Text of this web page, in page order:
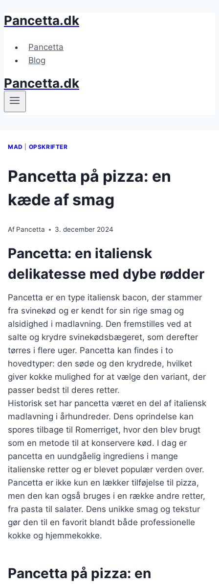
Fortsæt
indhold
Pancetta.dk
Pancetta
Blog
Pancetta.dk
MAD OPSKRIFTER
Pancetta på pizza: en
kæde af smag
Af Pancetta 3. december 2024
Pancetta: en italiensk
delikatesse med dybe rødder
Pancetta er en type italiensk bacon, der stammer
fra svinekød og er kendt for sin rige smag og
alsidighed i madlavning. Den fremstilles ved at
salte og krydre svinekødsbægeret, som derefter
tørres i flere uger. Pancetta kan findes i to
hovedtyper: den søde og den krydrede, hvilket
giver kokke mulighed for at vælge den variant, der
passer bedst til deres retter.
Historisk set har pancetta været en del af italiensk
madlavning i århundreder. Dens oprindelse kan
spores tilbage til Romerriget, hvor den blev brugt
som en metode til at konservere kød. I dag er
pancetta en uundgåelig ingrediens i mange
italienske retter og er blevet populær verden over.
Pancetta er ikke kun en lækker tilføjelse til pizza,
men den kan også bruges i en række andre retter,
fra pasta til salater. Dens unikke smag og tekstur
gør den til en favorit blandt både professionelle
kokke og hjemmekokke.
Pancetta på pizza: en